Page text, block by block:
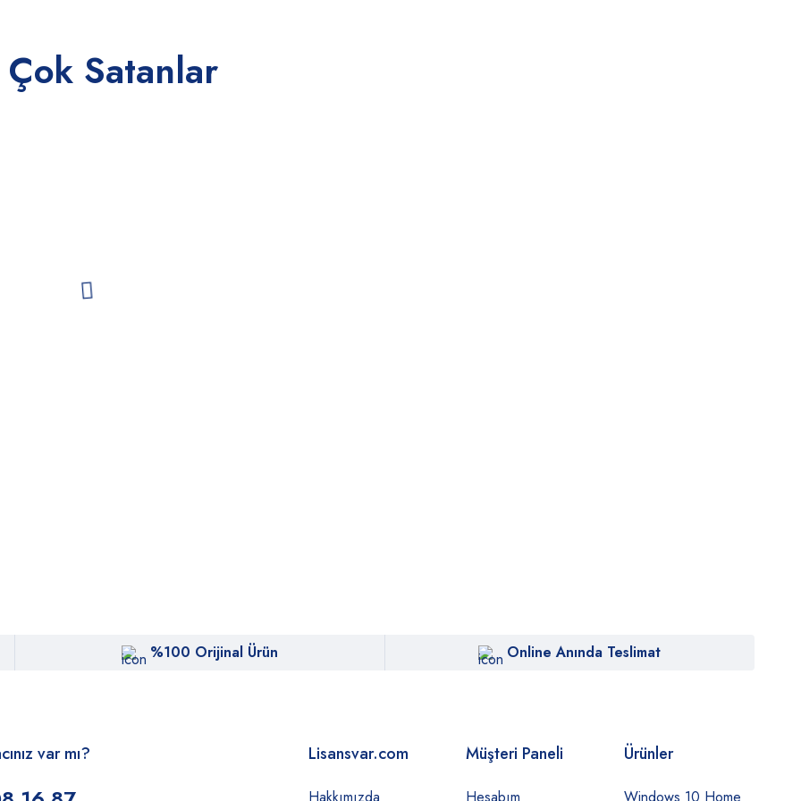
Satanlar
%100 Orijinal Ürün Online Anında Teslimat
var mı? Lisansvar.com Müşteri Paneli Ürünler